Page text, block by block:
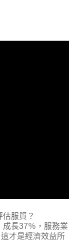
服貿？
成長37％，服務業
才是經濟效益所